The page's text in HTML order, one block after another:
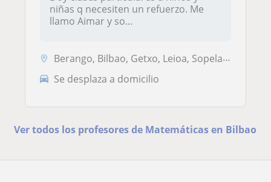
niñas q necesiten un refuerzo. Me
llamo Aimar y so...
Berango, Bilbao, Getxo, Leioa, Sopelana, Urduliz
Se desplaza a domicilio
Ver todos los profesores de Matemáticas en Bilbao